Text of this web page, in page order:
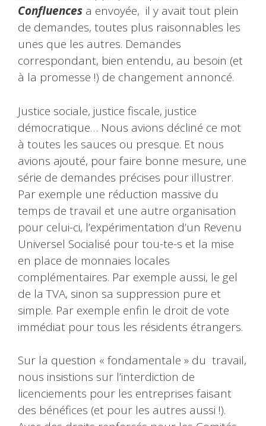
Confluences a envoyée, il y avait tout plein
de demandes, toutes plus raisonnables les
unes que les autres. Demandes
correspondant, bien entendu, au besoin (et
à la promesse !) de changement annoncé.
Justice sociale, justice fiscale, justice
démocratique… Nous avions décliné ce mot
à toutes les sauces ou presque. Et nous
avions ajouté, pour faire bonne mesure, une
série de demandes précises pour illustrer.
Par exemple une réduction massive du
temps de travail et une autre organisation
pour celui-ci, l’expérimentation d’un Revenu
Universel Socialisé pour tou-te-s et la mise
en place de monnaies locales
complémentaires. Par exemple aussi, le gel
de la TVA, sinon sa suppression pure et
simple. Par exemple enfin le droit de vote
immédiat pour tous les résidents étrangers.
Sur la question « fondamentale » du travail,
nous insistions sur l’interdiction de
licenciements pour les entreprises faisant
des bénéfices (et pour les autres aussi !).